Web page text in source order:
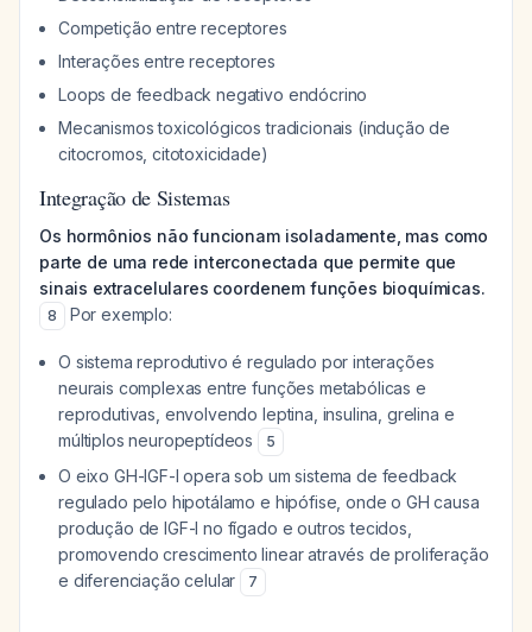
Competição entre receptores
Interações entre receptores
Loops de feedback negativo endócrino
Mecanismos toxicológicos tradicionais (indução de
citocromos, citotoxicidade)
Integração de Sistemas
Os hormônios não funcionam isoladamente, mas como
parte de uma rede interconectada que permite que
sinais extracelulares coordenem funções bioquímicas.
8 Por exemplo:
O sistema reprodutivo é regulado por interações
neurais complexas entre funções metabólicas e
reprodutivas, envolvendo leptina, insulina, grelina e
múltiplos neuropeptídeos
5
O eixo GH-IGF-I opera sob um sistema de feedback
regulado pelo hipotálamo e hipófise, onde o GH causa
produção de IGF-I no fígado e outros tecidos,
promovendo crescimento linear através de proliferação
e diferenciação celular
7